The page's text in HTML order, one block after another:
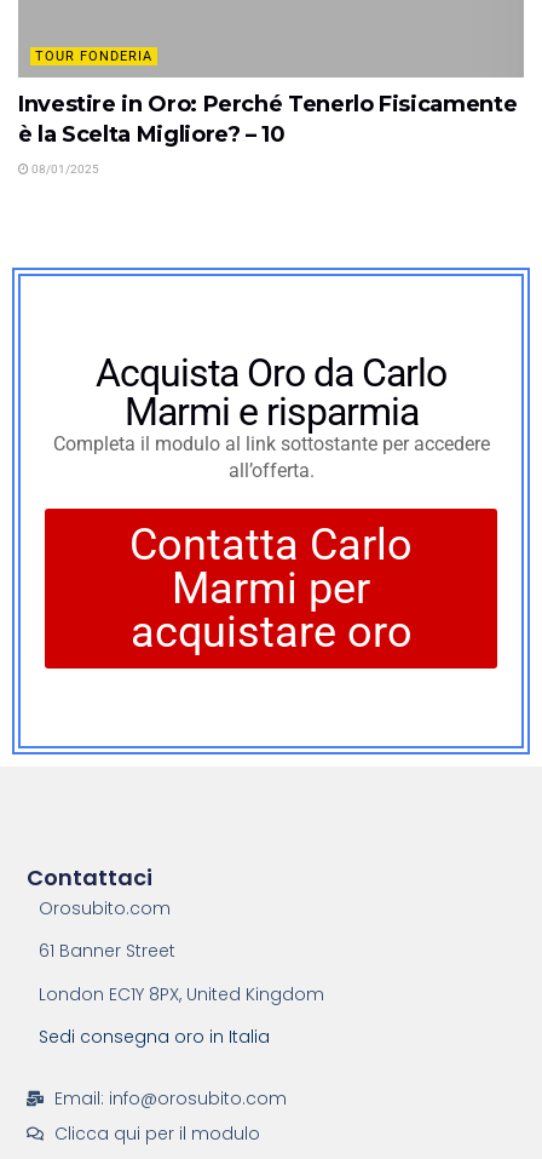
TOUR FONDERIA
Investire in Oro: Perché Tenerlo Fisicamente
è la Scelta Migliore? – 10
08/01/2025
Acquista Oro da Carlo
Marmi e risparmia
Completa il modulo al link sottostante per accedere
all’offerta.
Contatta Carlo
Marmi per
acquistare oro
Contattaci
Orosubito.com
61 Banner Street
London EC1Y 8PX, United Kingdom
Sedi consegna oro in Italia
Email: info@orosubito.com
Clicca qui per il modulo